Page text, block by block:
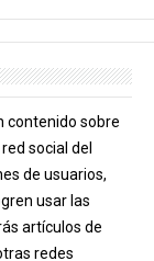
contenido sobre
social del
de usuarios,
usar las
artículos de
redes